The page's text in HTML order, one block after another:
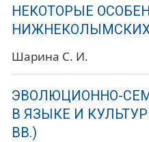
НЕКОТОРЫЕ
Шарина С. И.
ЭВОЛЮЦИОННО-
В ЯЗЫКЕ И
ВВ.)